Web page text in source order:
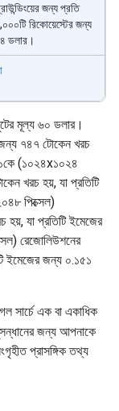
জন্য প্রতি
রিকোয়েস্টের জন্য
ডলার।
মূল্য ৬০ ডলার।
৭৪৭ টোকেন খরচ
(১০২৪x১০২৪
খরচ হয়, যা প্রতিটি
পিক্সেল)
যা প্রতিটি ইমেজের
রেজোলিউশনের
ইমেজের জন্য ০.১৫১
সার্চে এক বা একাধিক
জন্য আপনাকে
প্রাসঙ্গিক তথ্য